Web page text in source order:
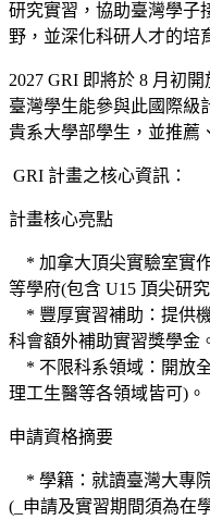
研究實習，協助臺灣學子
野，並深化科研人才的培
2027 GRI 即將於 8 月初
臺灣學生能參與此國際級
貴系大學部學生，並推薦
GRI 計畫之核心資訊：
計畫核心亮點
* 加拿大頂尖實驗室實
等學府(包含 U15 頂尖研
* 豐厚實習補助：提供
科會額外補助實習獎學金
* 不限科系領域：開放
理工生醫等各領域皆可)。
申請資格摘要
* 學籍：就讀臺灣大專
(_申請及實習期間須為在